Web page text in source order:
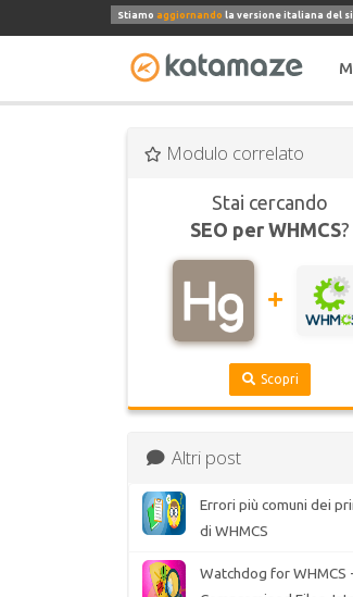
Stiamoaggiornando la versione italiana del
Modulo correlato
Stai cercando
SEO per WHMCS?
Scopri
Altri post
Errori più comuni dei
di WHMCS
Watchdog for WHMCS